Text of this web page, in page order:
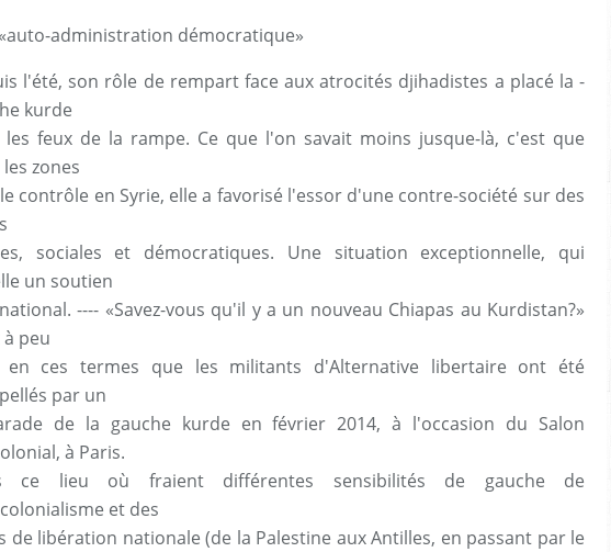
administration démocratique»
l'été, son rôle de rempart face aux atrocités djihadistes a placé la
kurde
les feux de la rampe. Ce que l'on savait moins jusque-là, c'est que
zones
contrôle en Syrie, elle a favorisé l'essor d'une contre-société sur des
sociales et démocratiques. Une situation exceptionnelle, qui
un soutien
---- «Savez-vous qu'il y a un nouveau Chiapas au Kurdistan?»
à peu
en ces termes que les militants d'Alternative libertaire ont été
par un
de la gauche kurde en février 2014, à l'occasion du Salon
à Paris.
ce lieu où fraient différentes sensibilités de gauche de
et des
de libération nationale (de la Palestine aux Antilles, en passant par le